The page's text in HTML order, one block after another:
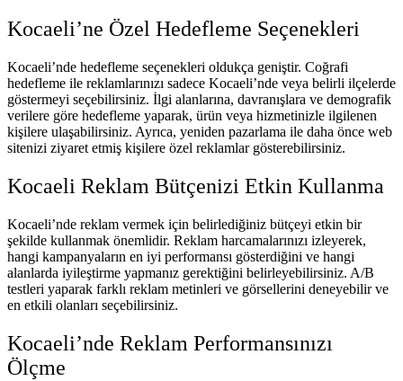
Kocaeli’ne Özel Hedefleme Seçenekleri
Kocaeli’nde hedefleme seçenekleri oldukça geniştir. Coğrafi
hedefleme ile reklamlarınızı sadece Kocaeli’nde veya belirli ilçelerde
göstermeyi seçebilirsiniz. İlgi alanlarına, davranışlara ve demografik
verilere göre hedefleme yaparak, ürün veya hizmetinizle ilgilenen
kişilere ulaşabilirsiniz. Ayrıca, yeniden pazarlama ile daha önce web
sitenizi ziyaret etmiş kişilere özel reklamlar gösterebilirsiniz.
Kocaeli Reklam Bütçenizi Etkin Kullanma
Kocaeli’nde reklam vermek için belirlediğiniz bütçeyi etkin bir
şekilde kullanmak önemlidir. Reklam harcamalarınızı izleyerek,
hangi kampanyaların en iyi performansı gösterdiğini ve hangi
alanlarda iyileştirme yapmanız gerektiğini belirleyebilirsiniz. A/B
testleri yaparak farklı reklam metinleri ve görsellerini deneyebilir ve
en etkili olanları seçebilirsiniz.
Kocaeli’nde Reklam Performansınızı
Ölçme